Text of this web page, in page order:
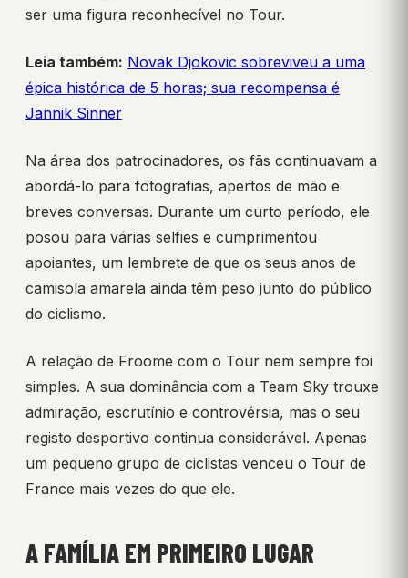
ser uma figura reconhecível no Tour.
Leia também: Novak Djokovic sobreviveu a uma
épica histórica de 5 horas; sua recompensa é
Jannik Sinner
Na área dos patrocinadores, os fãs continuavam a
abordá-lo para fotografias, apertos de mão e
breves conversas. Durante um curto período, ele
posou para várias selfies e cumprimentou
apoiantes, um lembrete de que os seus anos de
camisola amarela ainda têm peso junto do público
do ciclismo.
A relação de Froome com o Tour nem sempre foi
simples. A sua dominância com a Team Sky trouxe
admiração, escrutínio e controvérsia, mas o seu
registo desportivo continua considerável. Apenas
um pequeno grupo de ciclistas venceu o Tour de
France mais vezes do que ele.
A FAMÍLIA EM PRIMEIRO LUGAR